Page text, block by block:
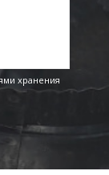
хранения